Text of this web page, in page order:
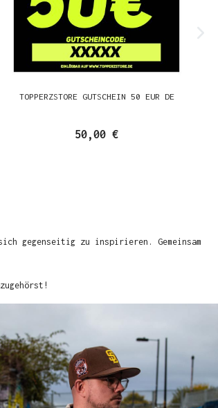
TOPPERZSTORE GUTSCHEIN 50 EUR DE
50,00 €
gegenseitig zu inspirieren. Gemeinsam